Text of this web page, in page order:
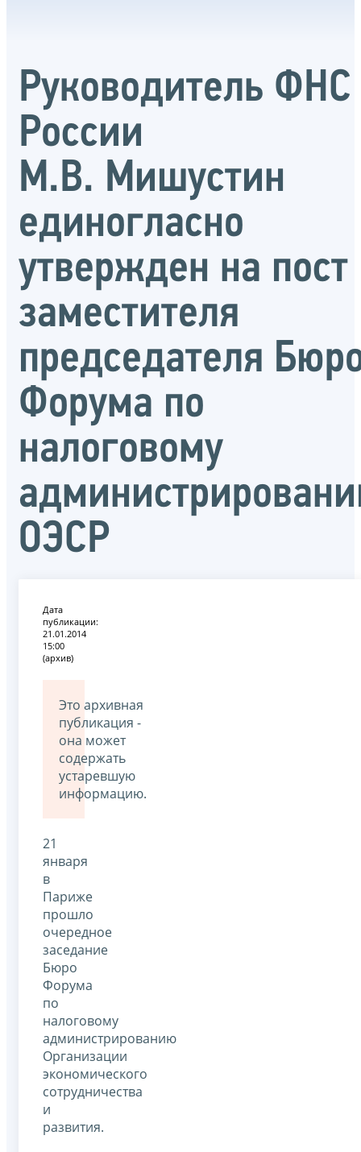
Руководитель ФНС
России
М.В. Мишустин
единогласно
утвержден на пост
заместителя
председателя
Форума по
налоговому
ОЭСР
Дата
публикации:
21.01.2014
15:00
(архив)
Это архивная
публикация -
она может
содержать
устаревшую
информацию.
21
января
в
Париже
прошло
очередное
заседание
Бюро
Форума
по
налоговому
администрированию
Организации
экономического
сотрудничества
и
развития.